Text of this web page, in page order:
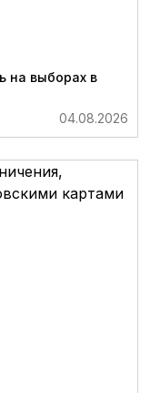
на выборах в
04.08.2026